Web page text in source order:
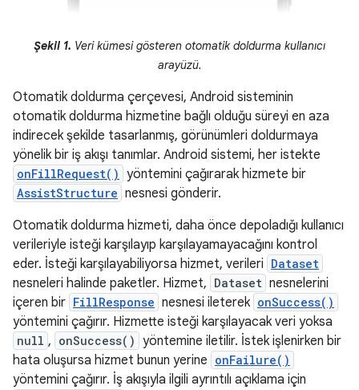
Şekil 1. Veri kümesi gösteren otomatik doldurma kullanıcı
arayüzü.
Otomatik doldurma çerçevesi, Android sisteminin
otomatik doldurma hizmetine bağlı olduğu süreyi en aza
indirecek şekilde tasarlanmış, görünümleri doldurmaya
yönelik bir iş akışı tanımlar. Android sistemi, her istekte
onFillRequest() yöntemini çağırarak hizmete bir
AssistStructure nesnesi gönderir.
Otomatik doldurma hizmeti, daha önce depoladığı kullanıcı
verileriyle isteği karşılayıp karşılayamayacağını kontrol
eder. İsteği karşılayabiliyorsa hizmet, verileri Dataset
nesneleri halinde paketler. Hizmet, Dataset nesnelerini
içeren bir FillResponse nesnesi ileterek onSuccess()
yöntemini çağırır. Hizmette isteği karşılayacak veri yoksa
null , onSuccess() yöntemine iletilir. İstek işlenirken bir
hata oluşursa hizmet bunun yerine onFailure()
yöntemini çağırır. İş akışıyla ilgili ayrıntılı açıklama için